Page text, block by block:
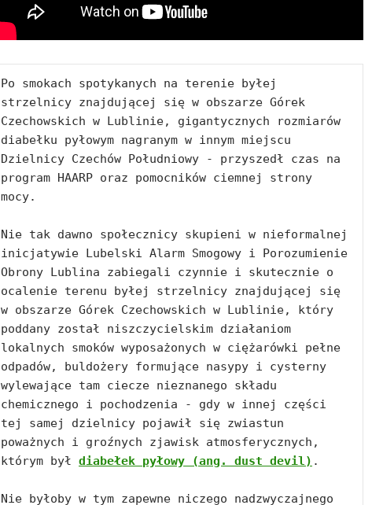
Po smokach spotykanych na terenie byłej
strzelnicy znajdującej się w obszarze Górek
Czechowskich w Lublinie, gigantycznych rozmiarów
diabełku pyłowym nagranym w innym miejscu
Dzielnicy Czechów Południowy - przyszedł czas na
program HAARP oraz pomocników ciemnej strony
mocy.
Nie tak dawno społecznicy skupieni w nieformalnej
inicjatywie Lubelski Alarm Smogowy i Porozumienie
Obrony Lublina zabiegali czynnie i skutecznie o
ocalenie terenu byłej strzelnicy znajdującej się
w obszarze Górek Czechowskich w Lublinie, który
poddany został niszczycielskim działaniom
lokalnych smoków wyposażonych w ciężarówki pełne
odpadów, buldożery formujące nasypy i cysterny
wylewające tam ciecze nieznanego składu
chemicznego i pochodzenia - gdy w innej części
tej samej dzielnicy pojawił się zwiastun
poważnych i groźnych zjawisk atmosferycznych,
którym był diabełek pyłowy (ang. dust devil) .
Nie byłoby w tym zapewne niczego nadzwyczajnego